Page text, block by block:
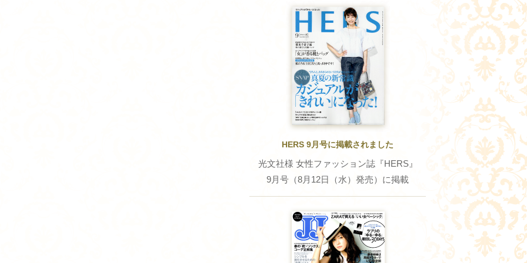
HERS 9月号に掲載されました
光文社様 女性ファッション誌『HERS』
9月号（8月12日（水）発売）に掲載